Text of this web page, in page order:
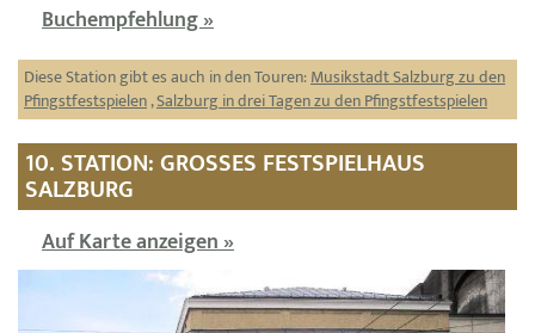
Buchempfehlung »
Diese Station gibt es auch in den Touren:Musikstadt Salzburg zu den
Pfingstfestspielen,Salzburg in drei Tagen zu den Pfingstfestspielen
10. STATION: GROSSES FESTSPIELHAUS S
ALZBURG
Auf Karte anzeigen »